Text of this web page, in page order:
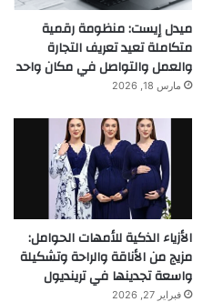
ميدل إيست: منظومة رقمية
متكاملة تعيد تعريف التجارة
والعمل والتواصل في مكان واحد
مارس 18, 2026
الأزياء الذكية للأمهات الحوامل:
مزيج من الأناقة والراحة وتشكيلة
واسعة تجدينها في ترينديول
فبراير 27, 2026